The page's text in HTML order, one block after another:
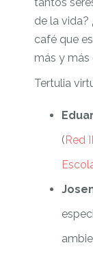
de la vida?
café que
más y más
Tertulia
(Red